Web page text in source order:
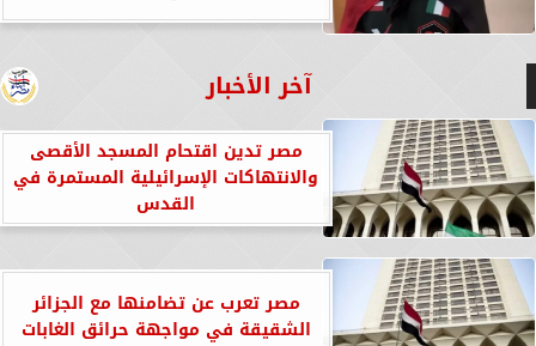
آخر الأخبار
مصر تدين اقتحام المسجد الأقصى
والانتهاكات الإسرائيلية المستمرة في
القدس
مصر تعرب عن تضامنها مع الجزائر
الشقيقة في مواجهة حرائق الغابات